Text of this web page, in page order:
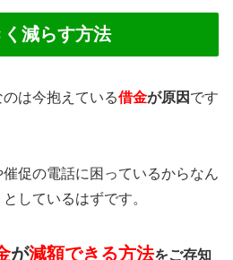
減らす方法
は今抱えている借金が原因 です
促の電話に困っているからなん
しているはずです。
が減額できる方法をご存知